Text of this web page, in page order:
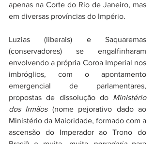
apenas na Corte do Rio de Janeiro, mas
em diversas províncias do Império.
Luzias (liberais) e Saquaremas
(conservadores) se engalfinharam
envolvendo a própria Coroa Imperial nos
imbróglios, com o apontamento
emergencial de parlamentares,
propostas de dissolução do Ministério
dos Irmãos (nome pejorativo dado ao
Ministério da Maioridade, formado com a
ascensão do Imperador ao Trono do